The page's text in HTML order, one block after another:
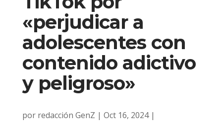
«perjudicar a
adolescentes con
contenido adictivo
y peligroso»
por redacción GenZ | Oct 16, 2024|